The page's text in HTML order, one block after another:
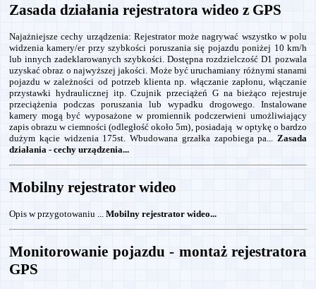
Zasada działania rejestratora wideo z GPS
Najażniejsze cechy urządzenia: Rejestrator może nagrywać wszystko w polu
widzenia kamery/er przy szybkości poruszania się pojazdu poniżej 10 km/h
lub innych zadeklarowanych szybkości. Dostępna rozdzielczość D1 pozwala
uzyskać obraz o najwyższej jakości. Może być uruchamiany różnymi stanami
pojazdu w zależności od potrzeb klienta np. włączanie zapłonu, włączanie
przystawki hydraulicznej itp. Czujnik przeciążeń G na bieżąco rejestruje
przeciążenia podczas poruszania lub wypadku drogowego. Instalowane
kamery mogą być wyposażone w promiennik podczerwieni umożliwiający
zapis obrazu w ciemności (odległość około 5m), posiadają w optykę o bardzo
dużym kącie widzenia 175st. Wbudowana grzałka zapobiega pa... Zasada
działania - cechy urządzenia...
Mobilny rejestrator wideo
Opis w przygotowaniu ... Mobilny rejestrator wideo...
Monitorowanie pojazdu - montaż rejestratora
GPS